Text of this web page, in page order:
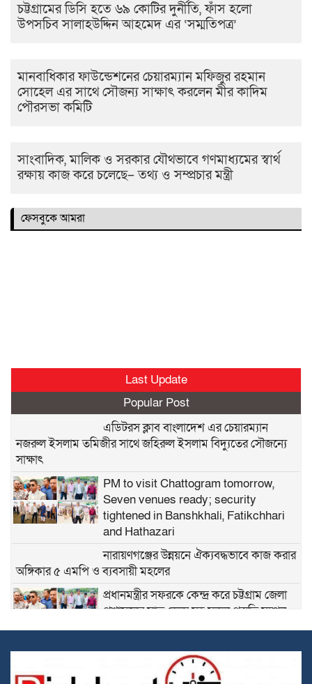
চট্টগ্রামের ডিসি হতে ৬৯ কোটির দুর্নীতি, ফাঁস হলো
উপসচিব সালাহউদ্দিন আহমেদ এর ‘সম্মতিপত্র’
মানবাধিকার ফাউন্ডেশনের চেয়ারম্যান মফিজুর রহমান
সোহেল এর সাথে সৌজন্য সাক্ষাৎ করলেন মীর কাদিম
পৌরসভা কমিটি
সাংবাদিক, মালিক ও সরকার যৌথভাবে গণমাধ্যমের স্বার্থ
রক্ষায় কাজ করে চলেছে– তথ্য ও সম্প্রচার মন্ত্রী
ফেসবুকে আমরা
Last Update
Popular Post
এডিটরস ক্লাব বাংলাদেশ এর চেয়ারম্যান
নজরুল ইসলাম তমিজীর সাথে জহিরুল ইসলাম বিদ্যুতের সৌজন্যে
সাক্ষাৎ
PM to visit Chattogram tomorrow,
Seven venues ready; security
tightened in Banshkhali, Fatikchhari
and Hathazari
নারায়ণগঞ্জের উন্নয়নে ঐক্যবদ্ধভাবে কাজ করার
অঙ্গিকার ৫ এমপি ও ব্যবসায়ী মহলের
প্রধানমন্ত্রীর সফরকে কেন্দ্র করে চট্টগ্রাম জেলা
প্রশাসনের সাত ভেন্যু সহ সকল প্রস্তুতি সম্পন্ন :
ডিসি জাহিদ
প্রিপেইড মিটার বাতিলের দাবিতে ১১ আগস্ট
নারায়ণগঞ্জে গণমিছিল এ যোগদানের আহ্বান